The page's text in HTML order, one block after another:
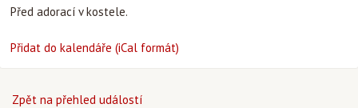
Před adorací v kostele.
Přidat do kalendáře (iCal formát)
Zpět na přehled událostí